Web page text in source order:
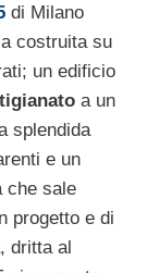
di Milano
costruita su
un edificio
a un
splendida
e un
che sale
progetto e di
dritta al